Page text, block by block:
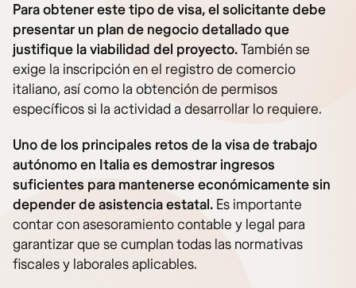
Para obtener este tipo de visa, el solicitante debe
presentar un plan de negocio detallado que
justifique la viabilidad del proyecto.También se
exige la inscripción en el registro de comercio
italiano, así como la obtención de permisos
específicos si la actividad a desarrollar lo requiere.
Uno de los principales retos de la visa de trabajo
autónomo en Italia es demostrar ingresos
suficientes para mantenerse económicamente sin
depender de asistencia estatal. Es importante
contar con asesoramiento contable y legal para
garantizar que se cumplan todas las normativas
fiscales y laborales aplicables.